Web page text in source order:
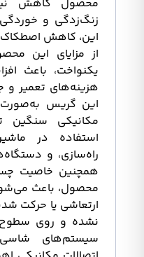
محصول کاهش
زنگ‌زدگی و خوردگی
این، کاهش اصطکاک
از مزایای این
یکنواخت، باعث
هزینه‌های تعمیر و
این گریس
مکانیکی سنگین
استفاده در
راه‌سازی، و
همچنین خاصیت
محصول، باعث
ارتعاشی یا حرکت
نشده و روی سطوح
سیستم‌های شاسی